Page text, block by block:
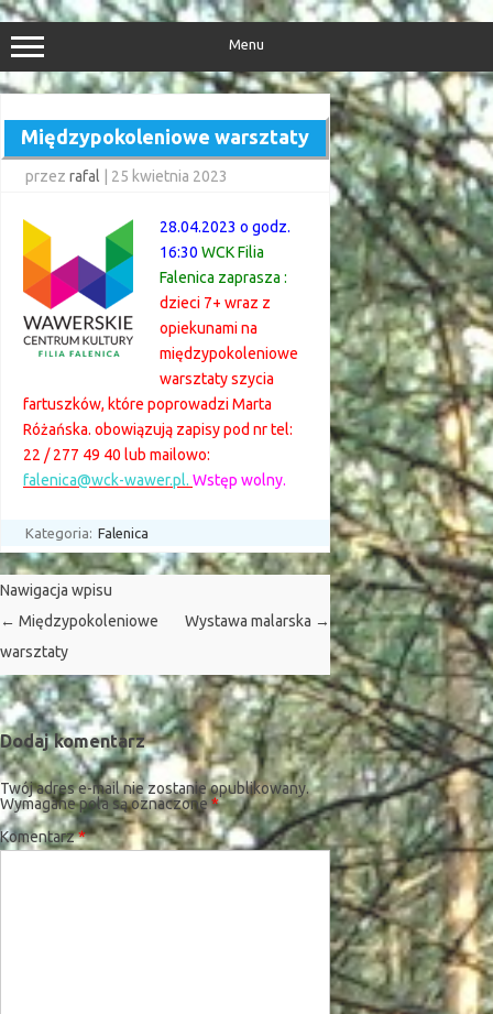
Przejdź
do
treści
Menu
Międzypokoleniowe warsztaty
przez rafal 25 kwietnia 2023
28.04.2023 o godz.
16:30 WCK Filia
Falenica zaprasza :
dzieci 7+ wraz z
opiekunami na
międzypokoleniowe
warsztaty szycia
fartuszków, które poprowadzi Marta
Różańska. obowiązują zapisy pod nr tel:
22 / 277 49 40 lub mailowo:
falenica@wck-wawer.pl. Wstęp wolny.
Kategoria: Falenica
Nawigacja wpisu
← Międzypokoleniowe
warsztaty
Wystawa malarska →
Dodaj komentarz
Twój adres e-mail nie zostanie opublikowany.
Wymagane pola są oznaczone*
Komentarz*